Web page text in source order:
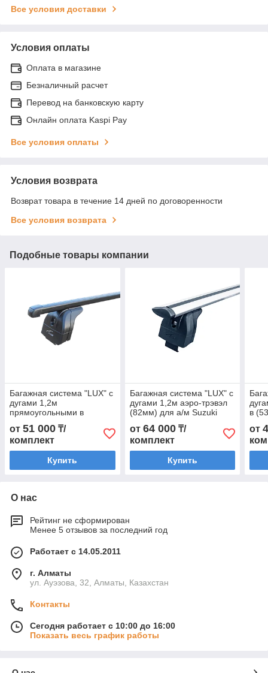
Все условия доставки
Условия оплаты
Оплата в магазине
Безналичный расчет
Перевод на банковскую карту
Онлайн оплата Kaspi Pay
Все условия оплаты
Условия возврата
Возврат товара в течение 14 дней по договоренности
Все условия возврата
Подобные товары компании
Багажная система "LUX" с
дугами 1,2м
прямоугольными в
пластике для а/м Suzuki
Grand Vitara III 2005-2014
г.в.
от 51 000 ₸/
комплект
Купить
Багажная система "LUX" с
дугами 1,2м аэро-трэвэл
(82мм) для а/м Suzuki
Grand Vitara III 2005-2014
г.в.
от 64 000₸/
комплект
Купить
в
г.в.
от
О нас
Рейтинг не сформирован
Менее 5 отзывов за последний год
Работает с 14.05.2011
г. Алматы
ул. Ауэзова, 32, Алматы, Казахстан
Контакты
Сегодня работает с 10:00 до 16:00
Показать весь график работы